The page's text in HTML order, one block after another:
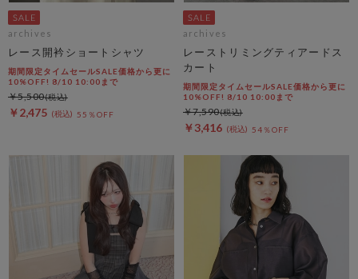
archives
レース開衿ショートシャツ
期間限定タイムセールSALE価格から更に
10%OFF! 8/10 10:00まで
￥2,475 55％OFF
￥5,500
archives
レーストリミングティアードス
カート
期間限定タイムセールSALE価格から更に
10%OFF! 8/10 10:00まで
￥3,416 54％OFF
￥7,590